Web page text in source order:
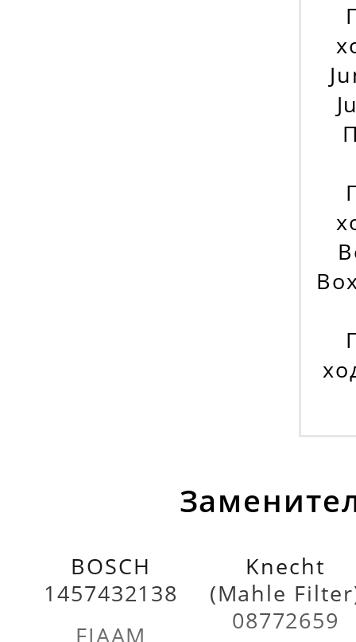
BOSCH
1457432138
FIAAM
Knecht
(Mahle
08772659